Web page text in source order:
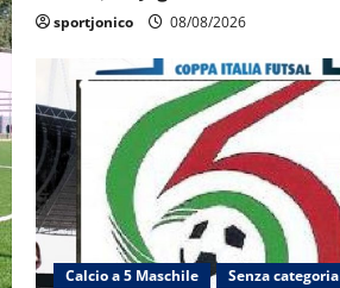
sportjonico 08/08/2026
Calcio a 5 Maschile Senza categoria